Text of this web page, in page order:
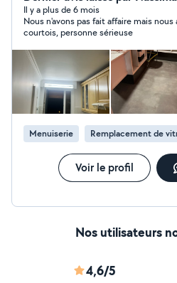
Il y a plus de 6 mois
Nous n'avons pas fait affaire mais
courtois, personne sérieuse
Menuiserie Remplacement de
Voir le profil
Nos utilisateurs
4,6/5